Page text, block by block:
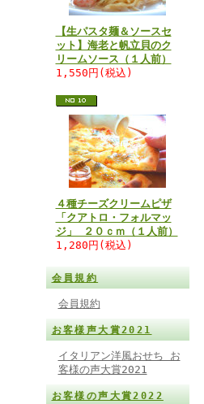
【生パスタ麺＆ソースセ
ット】海老と帆立貝のク
リームソース（１人前）
1,550円(税込)
４種チーズクリームピザ
「クアトロ・フォルマッ
ジ」 ２０ｃｍ（１人前）
1,280円(税込)
会員規約
会員規約
お客様声大賞2021
イタリアン洋風おせち お
客様の声大賞2021
お客様の声大賞2022